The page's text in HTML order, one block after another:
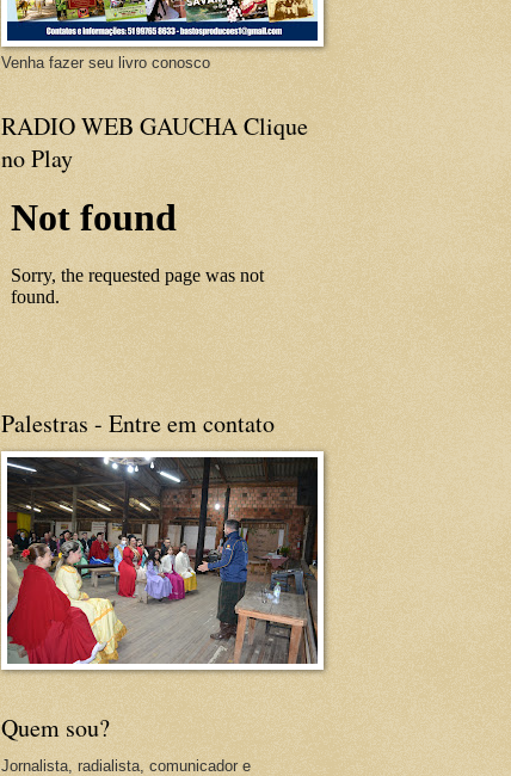
Venha fazer seu livro conosco
RADIO WEB GAUCHA Clique
no Play
Palestras - Entre em contato
Quem sou?
Jornalista, radialista, comunicador e